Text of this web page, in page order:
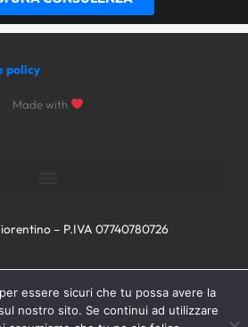
policy
Made with
– P.IVA 07740780726
essere sicuri che tu possa avere la
nostro sito. Se continui ad utilizzare